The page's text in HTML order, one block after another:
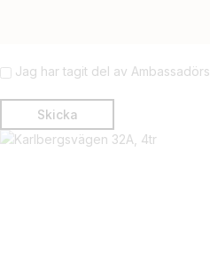
Jag har tagit del av Ambassadörs